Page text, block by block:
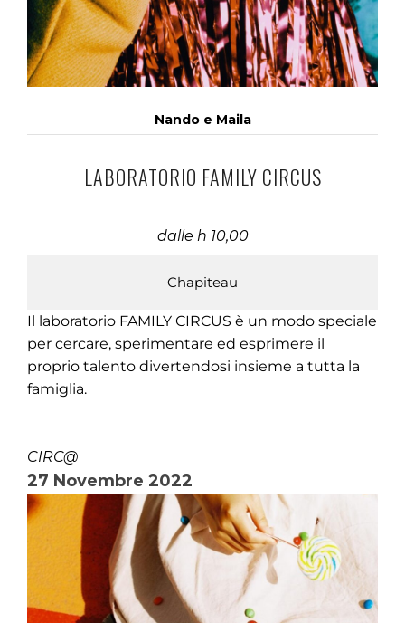
Nando e Maila
LABORATORIO FAMILY CIRCUS
dalle h 10,00
Chapiteau
Il laboratorio FAMILY CIRCUS è un modo speciale
per cercare, sperimentare ed esprimere il
proprio talento divertendosi insieme a tutta la
famiglia.
CIRC@
27 Novembre 2022